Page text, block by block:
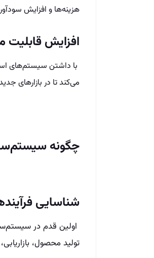
هزینه‌ها و افزایش
افزایش
با داشتن سیستم‌های
می‌کند تا در بازارهای
چگونه
شناسایی
اولین قدم در
تولید محصول،